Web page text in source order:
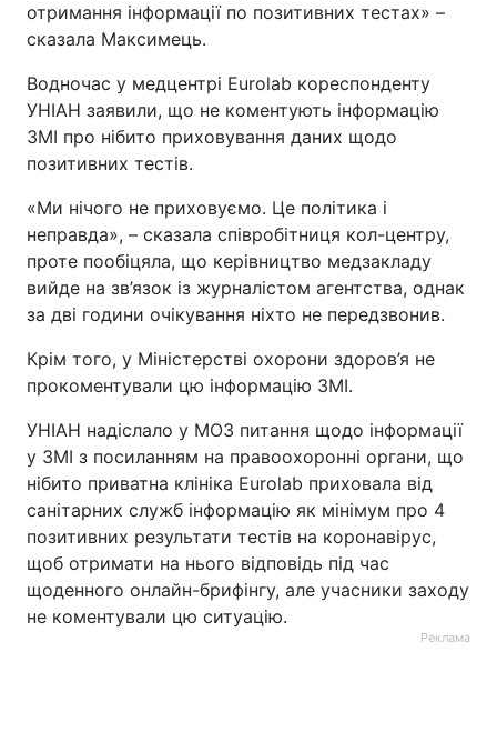
отримання інформації по позитивних тестах» –
сказала Максимець.
Водночас у медцентрі Eurolab кореспонденту
УНІАН заявили, що не коментують інформацію
ЗМІ про нібито приховування даних щодо
позитивних тестів.
«Ми нічого не приховуємо. Це політика і
неправда», – сказала співробітниця кол-центру,
проте пообіцяла, що керівництво медзакладу
вийде на зв’язок із журналістом агентства, однак
за дві години очікування ніхто не передзвонив.
Крім того, у Міністерстві охорони здоров’я не
прокоментували цю інформацію ЗМІ.
УНІАН надіслало у МОЗ питання щодо інформації
у ЗМІ з посиланням на правоохоронні органи, що
нібито приватна клініка Eurolab приховала від
санітарних служб інформацію як мінімум про 4
позитивних результати тестів на коронавірус,
щоб отримати на нього відповідь під час
щоденного онлайн-брифінгу, але учасники заходу
не коментували цю ситуацію.
Реклама